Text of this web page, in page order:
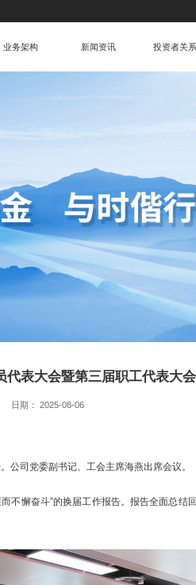
业务架构 新闻资讯 投资者关系
代表大会暨第三届职工代表大
日期： 2025-08-06
司党委副书记、工会主席海燕出席会议。
不懈奋斗”的换届工作报告。报告全面总